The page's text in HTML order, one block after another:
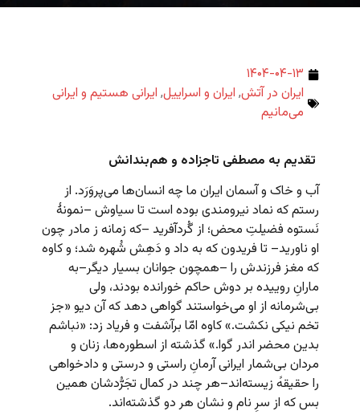
۱۴۰۴-۰۴-۱۳
ایران در آتش, ایران و اسراییل, ایرانی هستیم و ایرانی
می‌مانیم
تقدیم به مصطفی تاجزاده و هم‌بندانش
آب و خاک و آسمان ایران ما چه انسان‌ها می‌پروَرَد. از
رستم که نماد نیرومندی بوده است تا سیاوش –نمونۀ
نَستوه فضیلتِ محض؛ از گُردآفرید –که زمانه ز مادر چون
او ناورید– تا فریدون که به داد و دَهِش شُهره شد؛ و کاوه
که مغز فرزندش را –همچون جوانان بسیار دیگر–به
مارانِ روییده بر دوش حاکم خورانده بودند، ولی
بی‌شرمانه از او می‌خواستند گواهی دهد که آن دیو «جز
تخم نیکی نکشت.» کاوه امّا برآشفت و فریاد زد: «نباشم
بدین محضر اندر گوا.» گذشته از اسطوره‌ها، زنان و
مردان بی‌شمار ایرانی آرمانِ راستی و درستی و دادخواهی
را حقیقهً زیسته‌اند–هر چند در کمال تجَرُّدشان همین
بس که از سرِ نام و نشان هر دو گذشته‌اند.